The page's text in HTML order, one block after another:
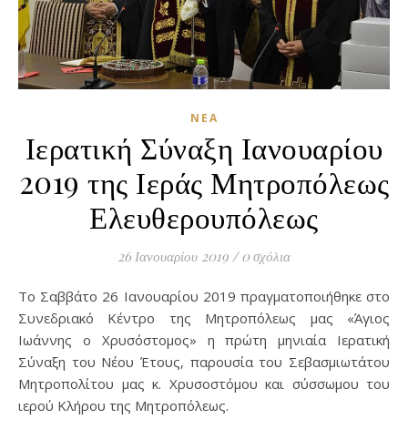
ΝΈΑ
Ιερατική Σύναξη Ιανουαρίου
2019 της Ιεράς Μητροπόλεως
Ελευθερουπόλεως
26 Ιανουαρίου 2019 / 0 σχόλια
Το Σαββάτο 26 Ιανουαρίου 2019 πραγματοποιήθηκε στο
Συνεδριακό Κέντρο της Μητροπόλεως μας «Άγιος
Ιωάννης ο Χρυσόστομος» η πρώτη μηνιαία Ιερατική
Σύναξη του Νέου Έτους, παρουσία του Σεβασμιωτάτου
Μητροπολίτου μας κ. Χρυσοστόμου και σύσσωμου του
ιερού Κλήρου της Μητροπόλεως.